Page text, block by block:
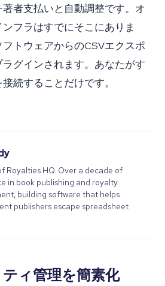
者支払いと自動調整です。オ
フラはすでにそこにありま
トウェアからのCSVエクスポ
グインされます。あなたがす
続することだけです。
Royalties HQ. Over a decade of
in book publishing and royalty
building software that helps
publishers escape spreadsheet
ティ管理を簡素化